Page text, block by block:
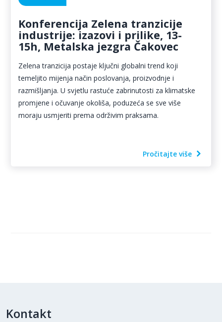
Konferencija Zelena tranzicije
industrije: izazovi i prilike, 13-
15h, Metalska jezgra Čakovec
Zelena tranzicija postaje ključni globalni trend koji
temeljito mijenja način poslovanja, proizvodnje i
razmišljanja. U svjetlu rastuće zabrinutosti za klimatske
promjene i očuvanje okoliša, poduzeća se sve više
moraju usmjeriti prema održivim praksama.
Pročitajte više
Kontakt